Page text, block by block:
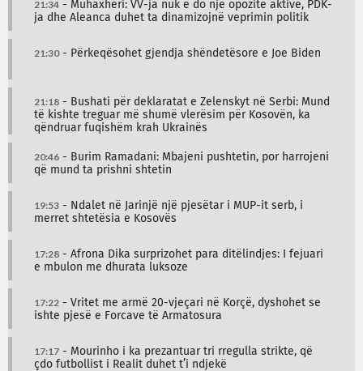
21:34 - Muhaxheri: VV-ja nuk e do një opozitë aktive, PDK-
ja dhe Aleanca duhet ta dinamizojnë veprimin politik
21:30- Përkeqësohet gjendja shëndetësore e Joe Biden
21:18 - Bushati për deklaratat e Zelenskyt në Serbi: Mund
të kishte treguar më shumë vlerësim për Kosovën, ka
qëndruar fuqishëm krah Ukrainës
20:46 - Burim Ramadani: Mbajeni pushtetin, por harrojeni
që mund ta prishni shtetin
19:53 - Ndalet në Jarinjë një pjesëtar i MUP-it serb, i
merret shtetësia e Kosovës
17:28 - Afrona Dika surprizohet para ditëlindjes: I fejuari
e mbulon me dhurata luksoze
17:22 - Vritet me armë 20-vjeçari në Korçë, dyshohet se
ishte pjesë e Forcave të Armatosura
17:17 - Mourinho i ka prezantuar tri rregulla strikte, që
çdo futbollist i Realit duhet t’i ndjekë